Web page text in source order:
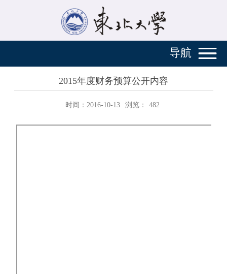
导航
2015年度财务预算公开内容
时间：2016-10-13 浏览： 482